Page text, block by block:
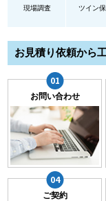
現場調査
ツイン
お見積り依頼から
お問い合わせ
ご契約